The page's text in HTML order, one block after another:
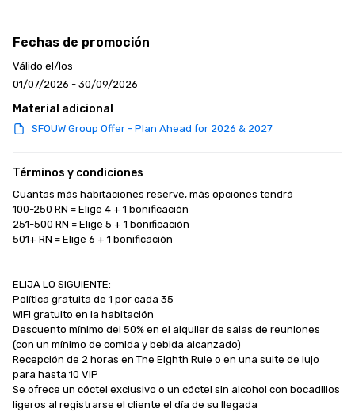
Fechas de promoción
Válido el/los
01/07/2026 - 30/09/2026
Material adicional
SFOUW Group Offer - Plan Ahead for 2026 & 2027
Términos y condiciones
Cuantas más habitaciones reserve, más opciones tendrá
100-250 RN = Elige 4 + 1 bonificación
251-500 RN = Elige 5 + 1 bonificación
501+ RN = Elige 6 + 1 bonificación
ELIJA LO SIGUIENTE:
Política gratuita de 1 por cada 35
WIFI gratuito en la habitación
Descuento mínimo del 50% en el alquiler de salas de reuniones
(con un mínimo de comida y bebida alcanzado)
Recepción de 2 horas en The Eighth Rule o en una suite de lujo
para hasta 10 VIP
Se ofrece un cóctel exclusivo o un cóctel sin alcohol con bocadillos
ligeros al registrarse el cliente el día de su llegada